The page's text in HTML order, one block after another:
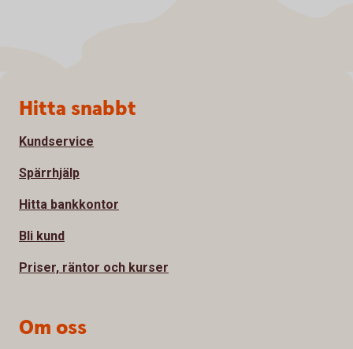
Sidfot
Hitta snabbt
Kundservice
Spärrhjälp
Hitta bankkontor
Bli kund
Priser, räntor och kurser
Om oss